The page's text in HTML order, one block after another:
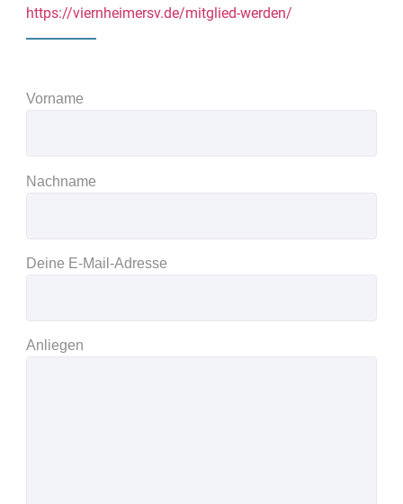
https://viernheimersv.de/mitglied-werden/
Vorname
Nachname
Deine E-Mail-Adresse
Anliegen